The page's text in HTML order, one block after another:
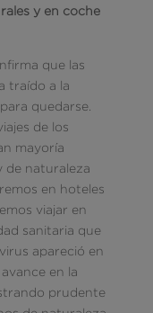
y en coche
que las
traído a la
quedarse.
de los
mayoría
de naturaleza
en hoteles
viajar en
sanitaria que
apareció en
en la
prudente